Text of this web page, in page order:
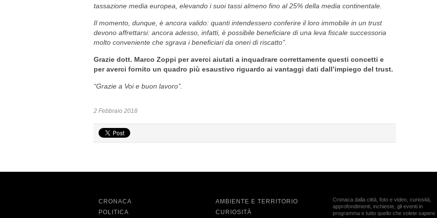
tassazione media europea, elevando i suoi tassi almeno fino al 25% della media continentale.
Il momento, dunque, è ancora valido: quanti intendessero conferire il loro immobile in un trust
devono affrettarsi: ancora adesso, infatti, è possibile beneficiare di una leva fiscale successoria
molto conveniente che sgrava i beneficiari da oneri di riscatto’’.
Grazie dott. Marco Zoppi per averci aiutati a inquadrare correttamente questi concetti e
per averci fornito un quadro più esaustivo riguardo ai vantaggi dati dall’impiego del trust.
“Grazie a Voi e buon lavoro’’.
2 Febbraio 2018
CRONACA
POLITICA
AMBIENTE E TERRITORIO
CURIOSITÀ
Cronaca dalla città, foto e video, curiosità,
approfondimenti, inchieste, gli eventi in
programma e tutto quello che volete sapere